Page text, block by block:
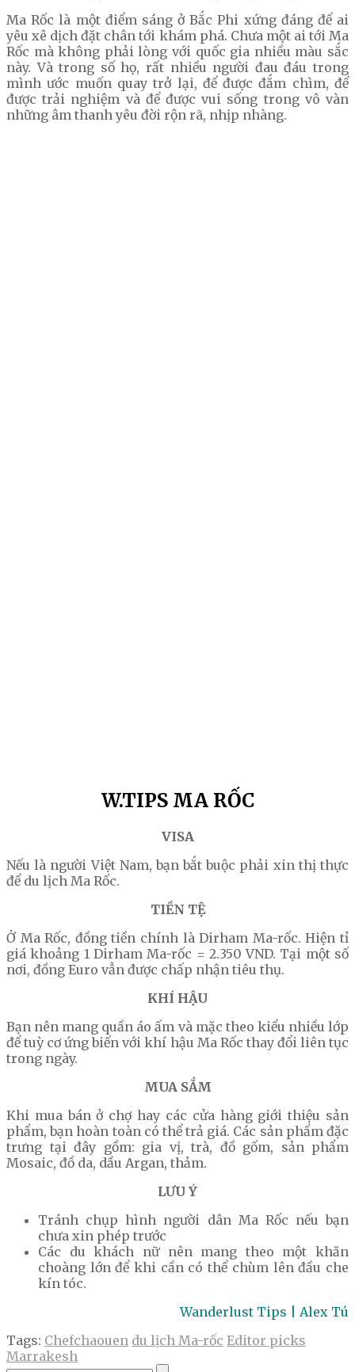
Ma Rốc là một điểm sáng ở Bắc Phi xứng đáng để ai
yêu xê dịch đặt chân tới khám phá. Chưa một ai tới Ma
Rốc mà không phải lòng với quốc gia nhiều màu sắc
này. Và trong số họ, rất nhiều người đau đáu trong
mình ước muốn quay trở lại, để được đắm chìm, để
được trải nghiệm và để được vui sống trong vô vàn
những âm thanh yêu đời rộn rã, nhịp nhàng.
W.TIPS MA RỐC
VISA
Nếu là người Việt Nam, bạn bắt buộc phải xin thị thực
để du lịch Ma Rốc.
TIỀN TỆ
Ở Ma Rốc, đồng tiền chính là Dirham Ma-rốc. Hiện tỉ
giá khoảng 1 Dirham Ma-rốc = 2.350 VND. Tại một số
nơi, đồng Euro vẫn được chấp nhận tiêu thụ.
KHÍ HẬU
Bạn nên mang quần áo ấm và mặc theo kiểu nhiều lớp
để tuỳ cơ ứng biến với khí hậu Ma Rốc thay đổi liên tục
trong ngày.
MUA SẮM
Khi mua bán ở chợ hay các cửa hàng giới thiệu sản
phẩm, bạn hoàn toàn có thể trả giá. Các sản phẩm đặc
trưng tại đây gồm: gia vị, trà, đồ gốm, sản phẩm
Mosaic, đồ da, dầu Argan, thảm.
LƯU Ý
Tránh chụp hình người dân Ma Rốc nếu bạn
chưa xin phép trước
Các du khách nữ nên mang theo một khăn
choàng lớn để khi cần có thể chùm lên đầu che
kín tóc.
Wanderlust Tips | Alex Tú
Tags: Chefchaouen du lịch Ma-rốc Editor picks
Marrakesh